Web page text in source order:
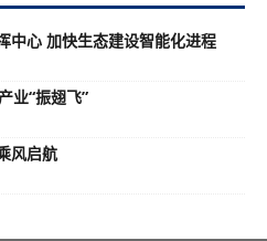
中心 加快生态建设智能化进程
业“振翅飞”
风启航